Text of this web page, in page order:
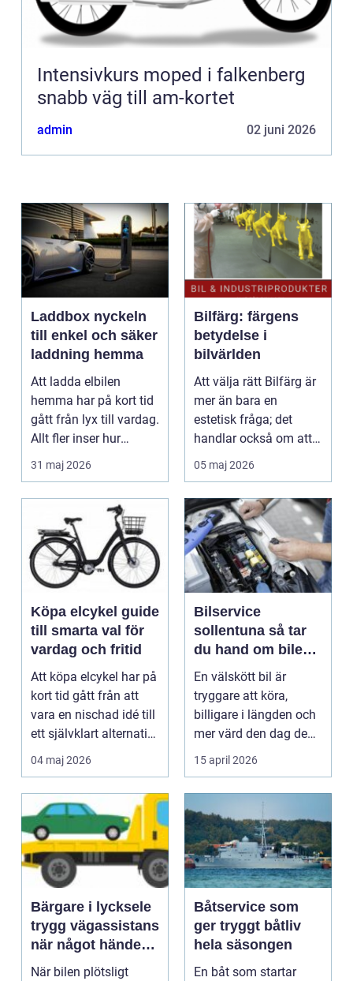
Intensivkurs moped i falkenberg
snabb väg till am-kortet
admin 02 juni 2026
Laddbox nyckeln
till enkel och säker
laddning hemma
Att ladda elbilen
hemma har på kort tid
gått från lyx till vardag.
Allt fler inser hur
smidigt det ä...
31 maj 2026
Bilfärg: färgens
betydelse i
bilvärlden
Att välja rätt Bilfärg är
mer än bara en
estetisk fråga; det
handlar också om att
förstå hur val av ...
05 maj 2026
Köpa elcykel guide
till smarta val för
vardag och fritid
Att köpa elcykel har på
kort tid gått från att
vara en nischad idé till
ett självklart alternativ
fö...
04 maj 2026
Bilservice
sollentuna så tar
du hand om bilen
på rätt sätt
En välskött bil är
tryggare att köra,
billigare i längden och
mer värd den dag den
ska säljas. Många...
15 april 2026
Bärgare i lycksele
trygg vägassistans
när något händer
på vägen
När bilen plötsligt
Båtservice som
ger tryggt båtliv
hela säsongen
En båt som startar